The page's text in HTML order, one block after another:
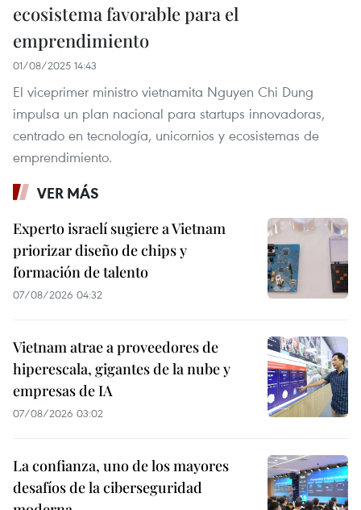
ecosistema favorable para el
emprendimiento
01/08/2025 14:43
El viceprimer ministro vietnamita Nguyen Chi Dung
impulsa un plan nacional para startups innovadoras,
centrado en tecnología, unicornios y ecosistemas de
emprendimiento.
VER MÁS
Experto israelí sugiere a Vietnam
priorizar diseño de chips y
formación de talento
07/08/2026 04:32
Vietnam atrae a proveedores de
hiperescala, gigantes de la nube y
empresas de IA
07/08/2026 03:02
La confianza, uno de los mayores
desafíos de la ciberseguridad